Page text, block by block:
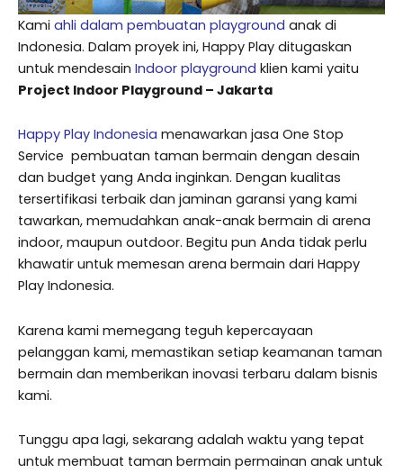
Kami ahli dalam pembuatan playground anak di
Indonesia. Dalam proyek ini, Happy Play ditugaskan
untuk mendesain Indoor playground klien kami yaitu
Project Indoor Playground – Jakarta
Happy Play Indonesia menawarkan jasa One Stop
Service pembuatan taman bermain dengan desain
dan budget yang Anda inginkan. Dengan kualitas
tersertifikasi terbaik dan jaminan garansi yang kami
tawarkan, memudahkan anak-anak bermain di arena
indoor, maupun outdoor. Begitu pun Anda tidak perlu
khawatir untuk memesan arena bermain dari Happy
Play Indonesia.
Karena kami memegang teguh kepercayaan
pelanggan kami, memastikan setiap keamanan taman
bermain dan memberikan inovasi terbaru dalam bisnis
kami.
Tunggu apa lagi, sekarang adalah waktu yang tepat
untuk membuat taman bermain permainan anak untuk